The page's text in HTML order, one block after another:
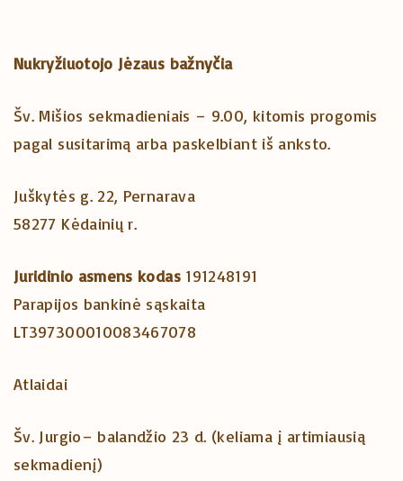
Nukryžiuotojo Jėzaus bažnyčia
Šv. Mišios sekmadieniais – 9.00, kitomis progomis
pagal susitarimą arba paskelbiant iš anksto.
Juškytės g. 22, Pernarava
58277 Kėdainių r.
Juridinio asmens kodas191248191
Parapijos bankinė sąskaita
LT397300010083467078
Atlaidai
Šv. Jurgio– balandžio 23 d. (keliama į artimiausią
sekmadienį)